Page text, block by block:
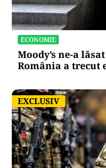
ECONOMIE
Moody’s ne-a
România a trecut
EXCLUSIV
EXCLUSIV